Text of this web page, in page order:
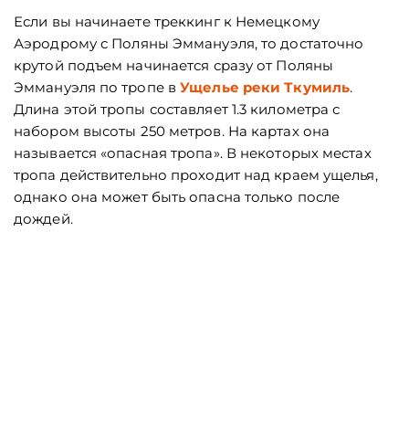
Если вы начинаете треккинг к Немецкому
Аэродрому с Поляны Эммануэля, то достаточно
крутой подъем начинается сразу от Поляны
Эммануэля по тропе вУщелье реки Ткумиль.
Длина этой тропы составляет 1.3 километра с
набором высоты 250 метров. На картах она
называется «опасная тропа». В некоторых местах
тропа действительно проходит над краем ущелья,
однако она может быть опасна только после
дождей.